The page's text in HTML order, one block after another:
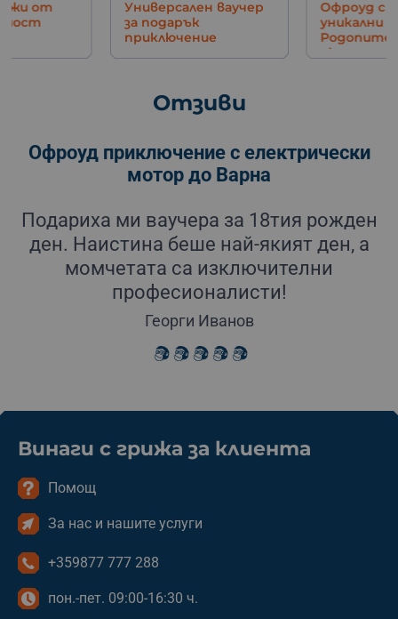
ваучер
Офроуд с джип до
уникални гледки в
Родопите - Орлово
самолет
София
Отзиви
Офроуд приключение с електрически
мотор до Варна
Подариха ми ваучера за 18тия рожден
ден. Наистина беше най-якият ден, а
момчетата са изключителни
професионалисти!
Иван петров
Винаги с грижа за клиента
Помощ
За нас и нашите услуги
+359877 777 288
пон.-пет. 09:00-16:30 ч.